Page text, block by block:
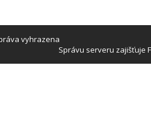
(Komponenty
řízení)
vyhrazena
Správu serveru zajišťuje